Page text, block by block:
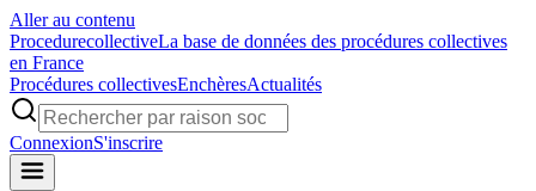
Aller au contenu
ProcedurecollectiveLa base de données des procédures collectives
en France
Procédures collectivesEnchèresActualités
ConnexionS'inscrire